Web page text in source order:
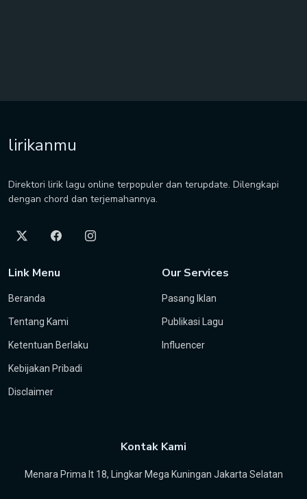
lirikanmu
Direktori lirik lagu online terpopuler dan terupdate. Dilengkapi
dengan chord dan terjemahannya.
Link Menu
Beranda
Tentang Kami
Ketentuan Berlaku
Kebijakan Pribadi
Disclaimer
Our Services
Pasang Iklan
Publikasi Lagu
Influencer
Kontak Kami
Menara Prima lt 18, Lingkar Mega Kuningan Jakarta Selatan